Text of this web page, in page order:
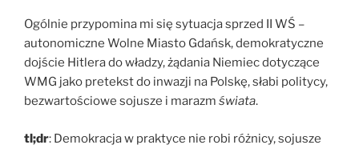
Ogólnie przypomina mi się sytuacja sprzed II WŚ –
autonomiczne Wolne Miasto Gdańsk, demokratyczne
dojście Hitlera do władzy, żądania Niemiec dotyczące
WMG jako pretekst do inwazji na Polskę, słabi politycy,
bezwartościowe sojusze i marazm świata.
tl;dr: Demokracja w praktyce nie robi różnicy, sojusze